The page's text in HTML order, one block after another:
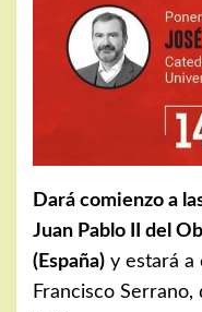
Dará comienzo a
Juan Pablo II del
(España) y estará a
Francisco Serrano,